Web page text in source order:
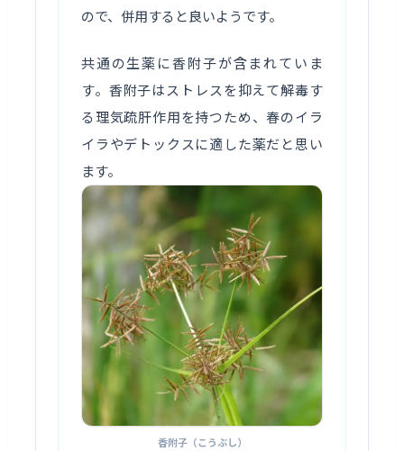
ので、併用すると良いようです。
共通の生薬に香附子が含まれていま
す。香附子はストレスを抑えて解毒す
る理気疏肝作用を持つため、春のイラ
イラやデトックスに適した薬だと思い
ます。
香附子（こうぶし）